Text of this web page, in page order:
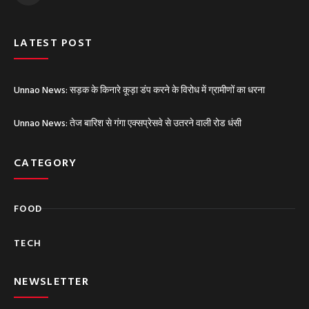
LATEST POST
Unnao News: सड़क के किनारे कूड़ा डंप करने के विरोध में ग्रामीणों का धरना
Unnao News: तेज बारिश से गंगा एक्सप्रेसवे से उतरने वाली रोड धंसी
CATEGORY
FOOD
TECH
NEWSLETTER